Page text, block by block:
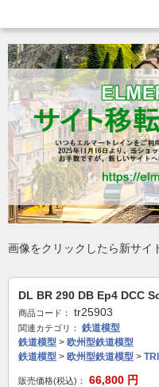
画像をクリックしたら新サイ
DL BR 290 DB Ep4 DCC
商品コード： tr25903
関連カテゴリ：
鉄道模型
鉄道模型 > 欧州型鉄道模型
鉄道模型 > 欧州型鉄道模型 >
販売価格(税込)： 66,800 円